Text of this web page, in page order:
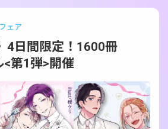
フェア
4日間限定！1600冊
<第1弾>開催